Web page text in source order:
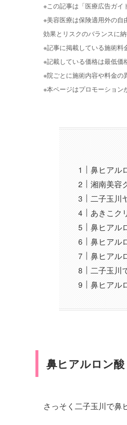
※この記事は「医療広告ガイ
※美容医療は保険適用外の自
効果とリスクのバランスに
※記事に掲載している施術料
※記載している価格は最低価
※院ごとに施術内容や料金の
※本ページはプロモーション
鼻ヒアル
湘南美容
二子玉川
あきこク
鼻ヒアル
鼻ヒアル
鼻ヒアル
二子玉川
鼻ヒアル
鼻ヒアルロン
さっそく二子玉川で鼻